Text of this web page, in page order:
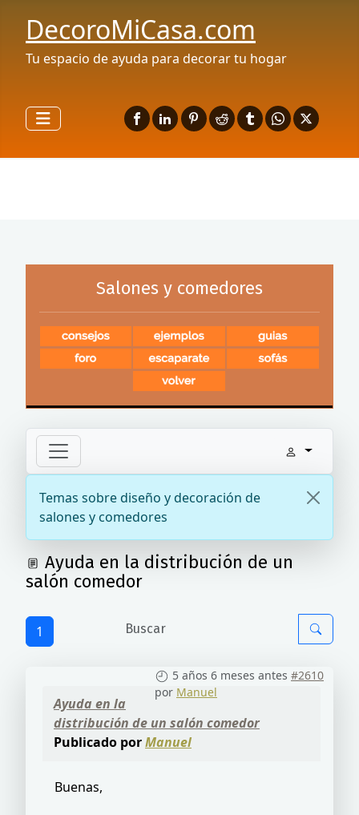
DecoroMiCasa.com
Tu espacio de ayuda para decorar tu hogar
Salones y comedores
Temas sobre diseño y decoración de
salones y comedores
Ayuda en la distribución de un
salón comedor
1
5 años 6 meses antes #2610
por Manuel
Ayuda en la
distribución de un salón comedor
Publicado porManuel
Buenas,